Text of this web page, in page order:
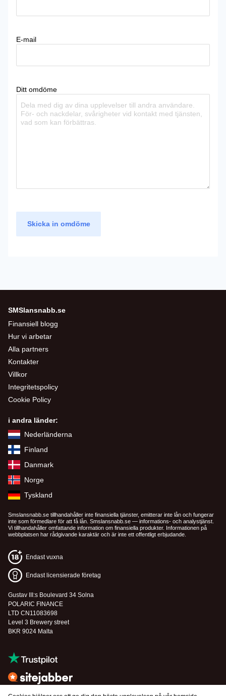
E-mail
Ditt omdöme
Skicka in omdöme
SMSlansnabb.se
Finansiell blogg
Hur vi arbetar
Alla partners
Kontakter
Villkor
Integritetspolicy
Cookie Policy
i andra länder:
Nederländerna
Finland
Danmark
Norge
Tyskland
Smslansnabb.se tillhandahåller inte finansiella tjänster, emitterar inte lån och fungerar
inte som förmedlare för att få lån. Smslansnabb.se — informations- och analystjänst.
Vi tillhandahåller omfattande information om finansiella produkter. Informationen på
webbplatsen har rådgivande karaktär och är inte ett offentligt erbjudande.
Endast vuxna
Endast licensierade företag
Gustav III:s Boulevard 34 Solna
POLARIC FINANCE
LTD CN11083698
Level 3 Brewery street
BKR 9024 Malta